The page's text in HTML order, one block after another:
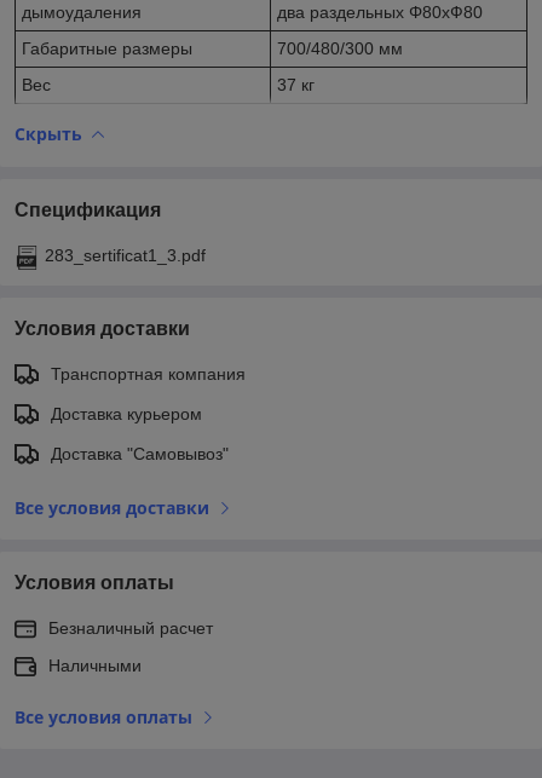
дымоудаления
два раздельных Φ80хФ80
Габаритные размеры
700/480/300 мм
Вес
37 кг
Скрыть
Спецификация
283_sertificat1_3.pdf
Условия доставки
Транспортная компания
Доставка курьером
Доставка "Самовывоз"
Все условия доставки
Условия оплаты
Безналичный расчет
Наличными
Все условия оплаты